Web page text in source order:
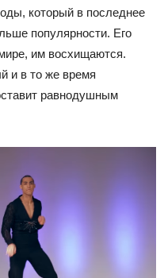
который в последнее
популярности. Его
им восхищаются.
и в то же время
равнодушным